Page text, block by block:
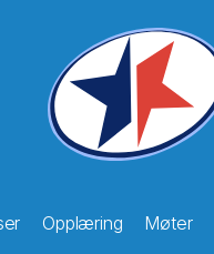
Opplæring Møter